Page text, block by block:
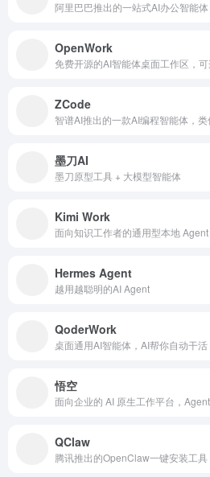
OpenWork
ZCode
智谱AI推出的一款AI编程智能体，
墨刀AI
墨刀原型工具 + 大模型智能体
Kimi Work
面向知识工作者的通用型本地 Agent
Hermes Agent
越用越聪明的AI Agent
QoderWork
桌面通用AI智能体，AI帮你自动干活
悟空
QClaw
腾讯推出的OpenClaw一键安装工